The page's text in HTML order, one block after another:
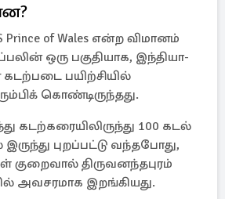
of Wales என்ற விமானம்
ஒரு பகுதியாக, இந்தியா-
கடற்படை பயிற்சியில்
கொண்டிருந்தது.
கடற்கரையிலிருந்து 100 கடல்
புறப்பட்டு வந்தபோது,
குறைவால் திருவனந்தபுரம்
அவசரமாக இறங்கியது.